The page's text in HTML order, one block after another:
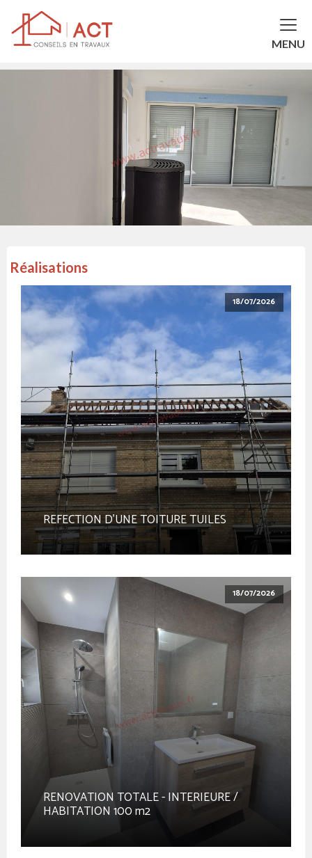
MENU
Réalisations
18/07/2026
REFECTION D'UNE TOITURE TUILES
18/07/2026
RENOVATION TOTALE - INTERIEURE /
HABITATION 100 m2